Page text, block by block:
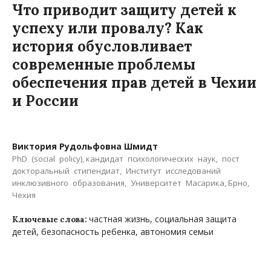
Что приводит защиту детей к
успеху или провалу? Как
история обусловливает
современные проблемы
обеспечения прав детей в Чехии
и России
Виктория Рудольфовна Шмидт
PhD (social policy), кандидат психологических наук, пост
докторальный стипендиат, Институт исследований
инклюзивного образования, Университет Масарика, Брно,
Чехия
Ключевые слова: частная жизнь, социальная защита
детей, безопасность ребенка, автономия семьи